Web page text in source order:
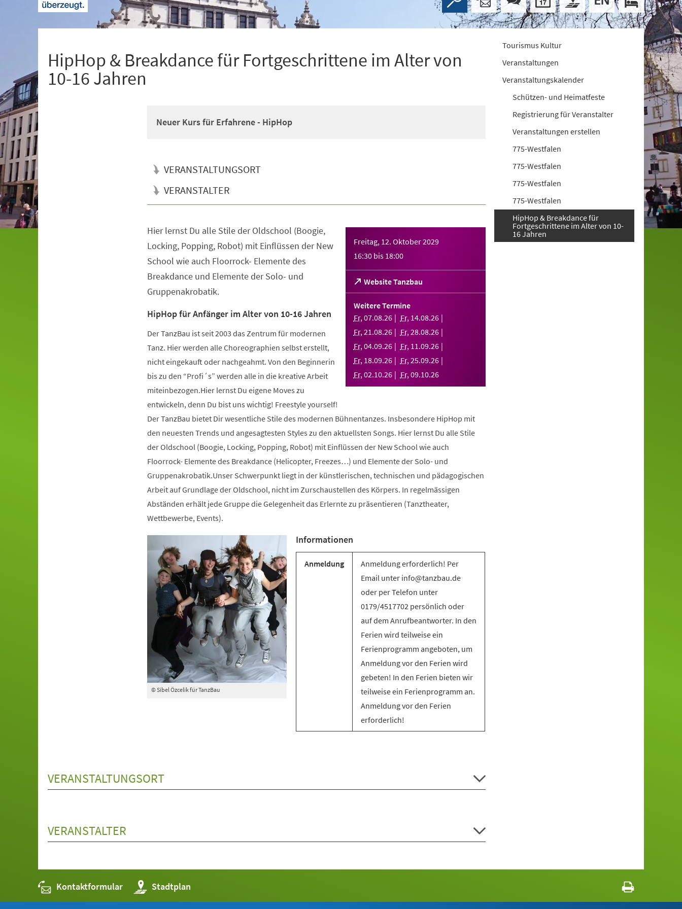
HipHop & Breakdance für Fortgeschrittene im Alter von
10-16 Jahren
Neuer Kurs für Erfahrene - HipHop
VERANSTALTUNGSORT
VERANSTALTER
Freitag, 12. Oktober 2029
16:30 bis 18:00
Website Tanzbau
(Öffnet
in
einem
Tab)
Weitere Termine
Fr,07.08.26 Fr, 14.08.26
Fr,21.08.26 Fr,28.08.26
Fr,04.09.26 Fr, 11.09.26
Fr, 18.09.26 Fr,25.09.26
Fr,02.10.26 Fr,09.10.26
Hier lernst Du alle Stile der Oldschool (Boogie,
Locking, Popping, Robot) mit Einflüssen der New
School wie auch Floorrock- Elemente des
Breakdance und Elemente der Solo- und
Gruppenakrobatik.
HipHop für Anfänger im Alter von 10-16 Jahren
Der TanzBau ist seit 2003 das Zentrum für modernen
Tanz. Hier werden alle Choreographien selbst erstellt,
nicht eingekauft oder nachgeahmt. Von den Beginnerin
bis zu den “Profi´s” werden alle in die kreative Arbeit
miteinbezogen.Hier lernst Du eigene Moves zu
entwickeln, denn Du bist uns wichtig! Freestyle yourself!
Der TanzBau bietet Dir wesentliche Stile des modernen Bühnentanzes. Insbesondere HipHop mit
den neuesten Trends und angesagtesten Styles zu den aktuellsten Songs. Hier lernst Du alle Stile
der Oldschool (Boogie, Locking, Popping, Robot) mit Einflüssen der New School wie auch
Floorrock- Elemente des Breakdance (Helicopter, Freezes…) und Elemente der Solo- und
Gruppenakrobatik.Unser Schwerpunkt liegt in der künstlerischen, technischen und pädagogischen
Arbeit auf Grundlage der Oldschool, nicht im Zurschaustellen des Körpers. In regelmässigen
Abständen erhält jede Gruppe die Gelegenheit das Erlernte zu präsentieren (Tanztheater,
Wettbewerbe, Events).
© Sibel Özcelik für TanzBau
Informationen
Anmeldung
Anmeldung erforderlich! Per
Email unter info@tanzbau.de
oder per Telefon unter
0179/4517702 persönlich oder
auf dem Anrufbeantworter. In den
Ferien wird teilweise ein
Ferienprogramm angeboten, um
Anmeldung vor den Ferien wird
gebeten! In den Ferien bieten wir
teilweise ein Ferienprogramm an.
Anmeldung vor den Ferien
erforderlich!
VERANSTALTUNGSORT
VERANSTALTER
Tourismus Kultur
Veranstaltungen
Veranstaltungskalender
Schützen- und Heimatfeste
Registrierung für Veranstalter
Veranstaltungen erstellen
775-Westfalen
775-Westfalen
775-Westfalen
775-Westfalen
HipHop & Breakdance für
Fortgeschrittene im Alter von 10-
16 Jahren
Kontaktformular Stadtplan
(Öffnet
in
einem